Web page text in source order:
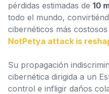
pérdidas estimadas de 10
todo el mundo,
cibernéticos más
NotPetya attack is
Su propagación
cibernética dirigida a un
control e infligir daños